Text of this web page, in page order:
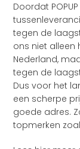
Doordat
tegen de
ons niet
Nederland,
tegen de
Dus voor het
een scherpe
goede adres.
topmerken